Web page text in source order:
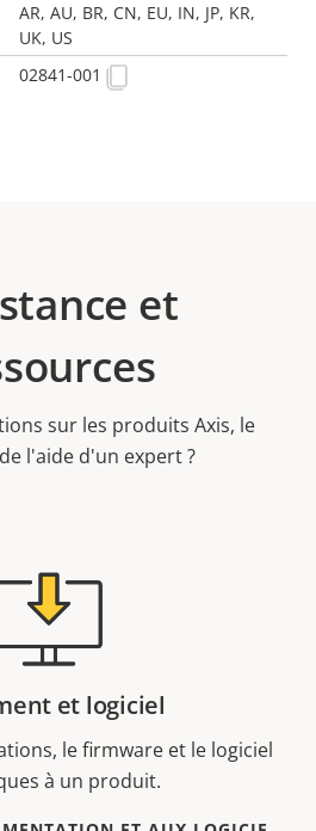
AR, AU, BR, CN, EU, IN, JP, KR,
UK, US
02841-001
et
sur les produits Axis, le
l'aide d'un expert ?
et logiciel
le firmware et le logiciel
à un produit.